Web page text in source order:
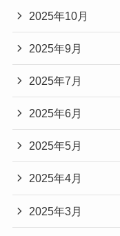
2025年10月
2025年9月
2025年7月
2025年6月
2025年5月
2025年4月
2025年3月